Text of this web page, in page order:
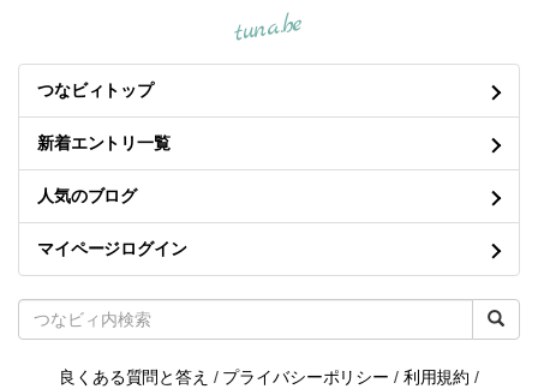
tuna.be
つなビィトップ
新着エントリ一覧
人気のブログ
マイページログイン
良くある質問と答え / プライバシーポリシー / 利用規約 /